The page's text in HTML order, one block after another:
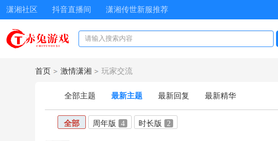
潇湘社区 抖音直播间 潇湘传世新服推荐
首页 激情潇湘 玩家交流
全部主题 最新主题 最新回复 最新精华
全部 周年版 4 时长版 2